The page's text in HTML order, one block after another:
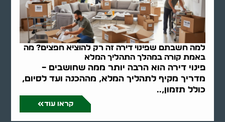
למה חשבתם שפינוי דירה זה רק להוציא חפצים? מה
באמת קורה במהלך התהליך המלא
פינוי דירה הוא הרבה יותר ממה שחושבים –
מדריך מקיף לתהליך המלא, מההכנה ועד לסיום,
כולל תזמון,..
קראו עוד